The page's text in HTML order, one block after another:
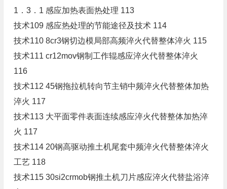
1．3．1 感应加热表面热处理 113
技术109 感应热处理的节能途径及技术 114
技术110 8cr3钢切边模局部高频淬火代替整体淬火 115
技术111 cr12mov钢制工作辊感应淬火代替整体淬火
116
技术112 45钢拖拉机转向节主销中频淬火代替整体加热
淬火 117
技术113 大平面零件表面连续感应淬火代替整体加热淬
火 117
技术114 20钢高驱动推土机尾套中频淬火代替整体淬火
工艺 118
技术115 30si2crmob钢推土机刀片感应淬火代替盐浴淬